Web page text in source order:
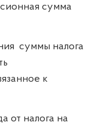
сумма
суммы налога
к
от налога на